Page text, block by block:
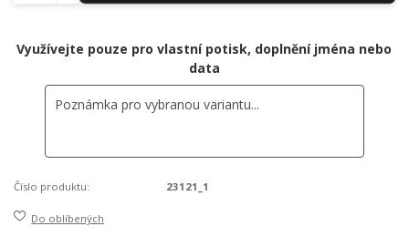
Využívejte pouze pro vlastní potisk, doplnění jména nebo
data
Číslo produktu: 23121_1
Do oblíbených